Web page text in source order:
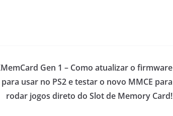
Gen 1 – Como atualizar o firmware
para usar no PS2 e testar o novo MMCE para
rodar jogos direto do Slot de Memory Card!